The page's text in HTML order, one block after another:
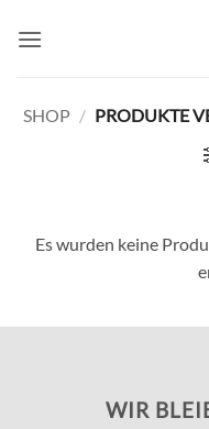
Inhalt
SHOP / PRODUKTE
Es wurden keine
WIR